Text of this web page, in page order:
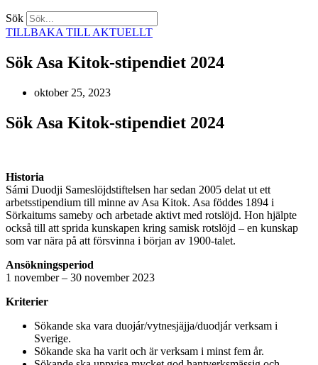
Sök
TILLBAKA TILL AKTUELLT
Sök Asa Kitok-stipendiet 2024
oktober 25, 2023
Sök Asa Kitok-stipendiet 2024
Historia
Sámi Duodji Sameslöjdstiftelsen har sedan 2005 delat ut ett
arbetsstipendium till minne av Asa Kitok. Asa föddes 1894 i
Sörkaitums sameby och arbetade aktivt med rotslöjd. Hon hjälpte
också till att sprida kunskapen kring samisk rotslöjd – en kunskap
som var nära på att försvinna i början av 1900-talet.
Ansökningsperiod
1 november – 30 november 2023
Kriterier
Sökande ska vara duojár/vytnesjäjja/duodjár verksam i
Sverige.
Sökande ska ha varit och är verksam i minst fem år.